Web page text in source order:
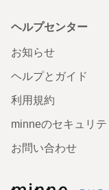
ヘルプセンター
お知らせ
ヘルプとガイド
利用規約
minneのセキュリテ
お問い合わせ